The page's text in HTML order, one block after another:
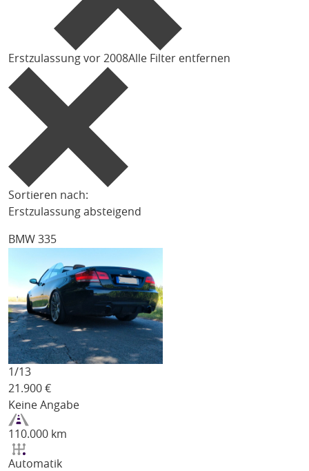
Erstzulassung vor 2008Alle Filter entfernen
Sortieren nach:
Erstzulassung absteigend
BMW 335
1/13
21.900 €
Keine Angabe
110.000 km
Automatik